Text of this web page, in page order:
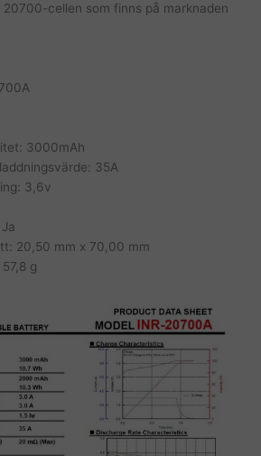
cellen som finns på marknaden
3000mAh
35A
3,6v
20,50 mm x 70,00 mm
g